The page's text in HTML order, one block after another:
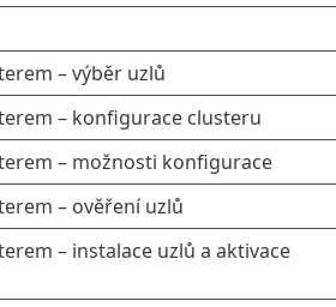
– výběr uzlů
– konfigurace clusteru
– možnosti konfigurace
– ověření uzlů
– instalace uzlů a aktivace